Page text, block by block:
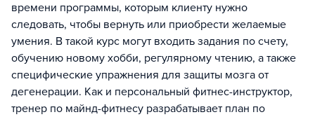
времени программы, которым клиенту нужно
следовать, чтобы вернуть или приобрести желаемые
умения. В такой курс могут входить задания по счету,
обучению новому хобби, регулярному чтению, а также
специфические упражнения для защиты мозга от
дегенерации. Как и персональный фитнес-инструктор,
тренер по майнд-фитнесу разрабатывает план по